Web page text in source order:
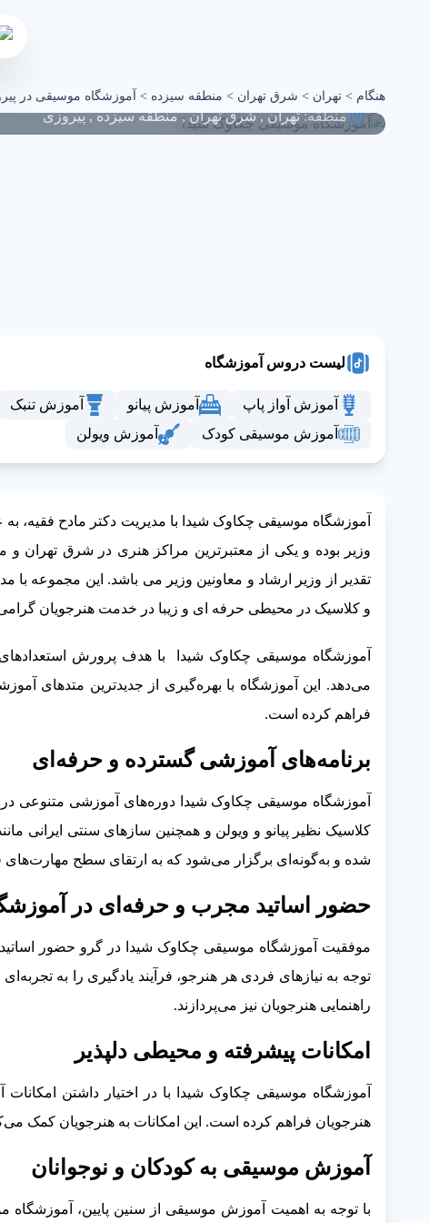
هنگام > تهران > شرق تهران > منطقه سیزده > آموزشگاه موسیقی در
منطقه: تهران,شرق تهران,منطقه سیزده,پیروزی
لیست دروس آموزشگاه
آموزش آواز پاپ آموزش پیانو آموزش تنبک
آموزش موسیقی کودک
آموزش ویولن
آموزشگاه موسیقی چکاوک شیدا با مدیریت دکتر مادح فقیه،
وزیر بوده و یکی از معتبرترین مراکز هنری در شرق تهران
تقدیر از وزیر ارشاد و معاونین وزیر می باشد. این مجموعه با
و کلاسیک در محیطی حرفه ای و زیبا در خدمت هنرجویان
آموزشگاه موسیقی چکاوک شیدا با هدف پرورش
می‌دهد. این آموزشگاه با بهره‌گیری از جدیدترین متدهای
فراهم کرده است.
برنامه‌های آموزشی گسترده و حرفه‌ای
آموزشگاه موسیقی چکاوک شیدا دوره‌های آموزشی متنوعی
کلاسیک نظیر پیانو و ویولن و همچنین سازهای سنتی ایرانی
شده و به‌گونه‌ای برگزار می‌شود که به ارتقای سطح
حضور اساتید مجرب و حرفه‌ای در
موفقیت آموزشگاه موسیقی چکاوک شیدا در گرو حضور
توجه به نیازهای فردی هر هنرجو، فرآیند یادگیری را به
راهنمایی هنرجویان نیز می‌پردازند.
امکانات پیشرفته و محیطی دلپذیر
آموزشگاه موسیقی چکاوک شیدا با در اختیار داشتن
هنرجویان فراهم کرده است. این امکانات به هنرجویان کمک
آموزش موسیقی به کودکان و نوجوانان
با توجه به اهمیت آموزش موسیقی از سنین پایین، آموزشگاه